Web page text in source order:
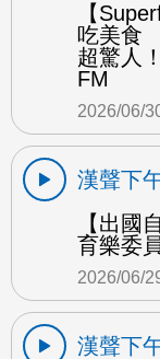
【
吃美食
超驚人
FM
2026/06/
漢聲下
【出國
育樂委
2026/06/
漢聲下